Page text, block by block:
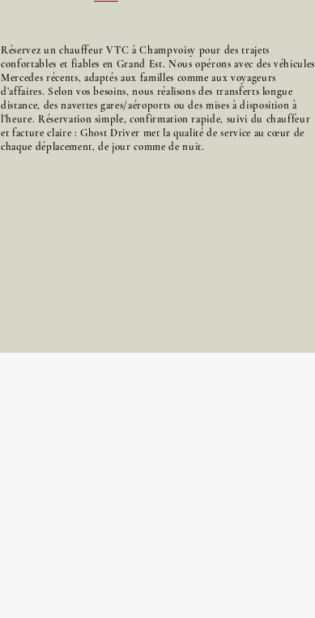
Réservez un chauffeur VTC à Champvoisy pour des trajets
confortables et fiables en Grand Est. Nous opérons avec des véhicules
Mercedes récents, adaptés aux familles comme aux voyageurs
d’affaires. Selon vos besoins, nous réalisons des transferts longue
distance, des navettes gares/aéroports ou des mises à disposition à
l’heure. Réservation simple, confirmation rapide, suivi du chauffeur
et facture claire : Ghost Driver met la qualité de service au cœur de
chaque déplacement, de jour comme de nuit.